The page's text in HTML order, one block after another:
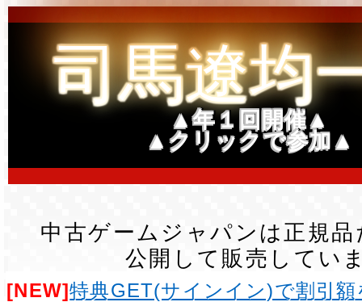
司馬遼均
▲年１回開催▲
▲クリックで参加▲
中古ゲームジャパンは正規
公開して販売してい
[NEW]特典GET(サインイン)で割引